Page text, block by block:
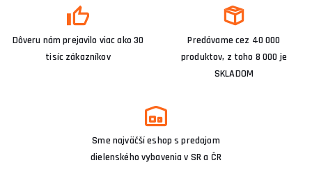
Dôveru nám prejavilo viac ako 30
tisíc zákazníkov
Predávame cez 40 000
produktov, z toho 8 000 je
SKLADOM
Sme najväčší eshop s predajom
dielenského vybavenia v SR a ČR